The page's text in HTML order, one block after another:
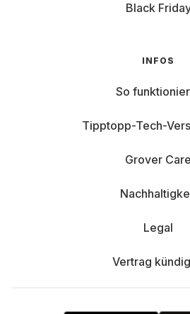
Black
INFOS
So
Tipptopp-Tech-
Grover Care
Legal
Vertrag